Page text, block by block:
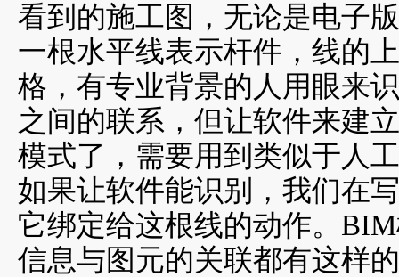
看到的施工图，无论是电子
一根水平线表示杆件，线的
格，有专业背景的人用眼来
之间的联系，但让软件来建
模式了，需要用到类似于人
如果让软件能识别
，我们在
它绑定给这根线的动作。
信息与图元的关联都有这样